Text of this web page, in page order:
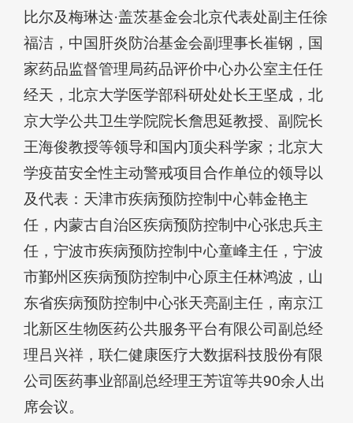
比尔及梅琳达·盖茨基金会北京代表处副主任徐
福洁，中国肝炎防治基金会副理事长崔钢，国
家药品监督管理局药品评价中心办公室主任任
经天，北京大学医学部科研处处长王坚成，北
京大学公共卫生学院院长詹思延教授、副院长
王海俊教授等领导和国内顶尖科学家；北京大
学疫苗安全性主动警戒项目合作单位的领导以
及代表：天津市疾病预防控制中心韩金艳主
任，内蒙古自治区疾病预防控制中心张忠兵主
任，宁波市疾病预防控制中心童峰主任，宁波
市鄞州区疾病预防控制中心原主任林鸿波，山
东省疾病预防控制中心张天亮副主任，南京江
北新区生物医药公共服务平台有限公司副总经
理吕兴祥，联仁健康医疗大数据科技股份有限
公司医药事业部副总经理王芳谊等共90余人出
席会议。